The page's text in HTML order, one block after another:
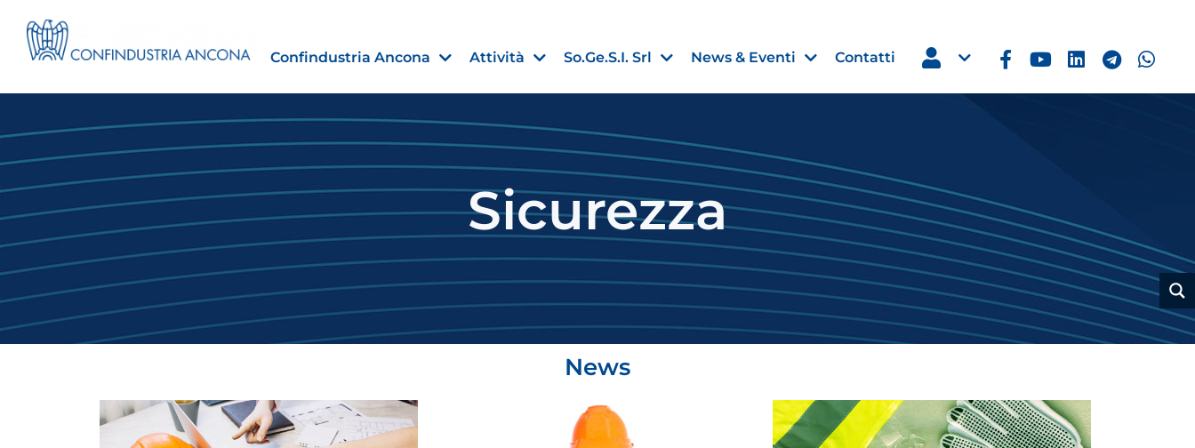
Confindustria Ancona Attività So.Ge.S.I. Srl News & Eventi
| Il
Estero
Importazioni dagli Stati Uniti nell’UE:
novità sulle prove di origine non
preferenziale
30 Luglio 2026
Finanza agevolata
“PMI, Industria e Incentivi alle Imprese
Estero
Filippine: missione
Manila, 5-7 ottobre 2026
30 Luglio 2026
Leggi →
Contatti
Sicurezza
News